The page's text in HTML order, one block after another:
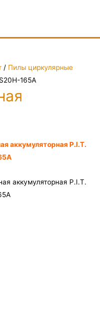
/ Пилы циркулярные
165A
аккумуляторная P.I.T.